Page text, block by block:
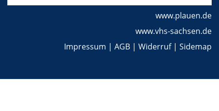
www.plauen.de
www.vhs-sachsen.de
Impressum | AGB | Widerruf| Sidemap